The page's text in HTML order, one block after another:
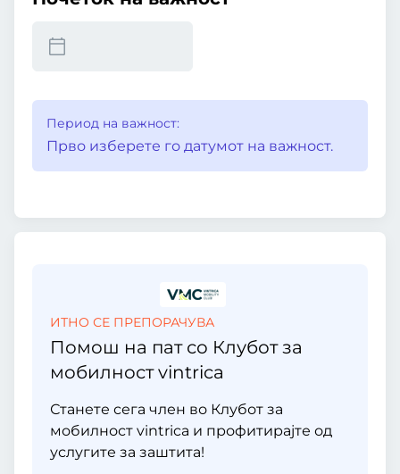
Период на важност:
Прво изберете го датумот на важност.
ИТНО СЕ ПРЕПОРАЧУВА
Помош на пат со Клубот за
мобилност vintrica
Станете сега член во Клубот за
мобилност vintrica и профитирајте од
услугите за заштита!